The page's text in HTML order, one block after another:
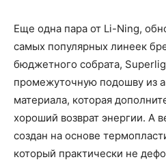
Еще одна пара от Li-Ning,
самых популярных линеек
бюджетного собрата,
промежуточную подошву из
материала, которая
хороший возврат энергии. А
создан на основе
который практически не